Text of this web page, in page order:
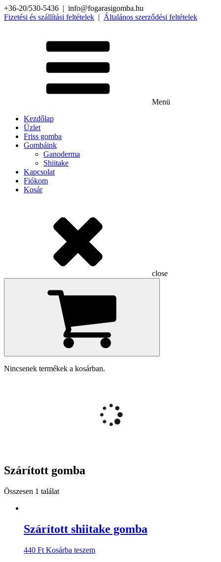
+36-20/530-5436 | info@fogarasigomba.hu
Fizetési és szállítási feltételek | Általános szerződési feltételek
Menü
Kezdőlap
Üzlet
Friss gomba
Gombáink
Ganoderma
Shiitake
Kapcsolat
Fiókom
Kosár
close
Nincsenek termékek a kosárban.
Szárított gomba
Összesen 1 találat
Szárított shiitake gomba
440 Ft Kosárba teszem